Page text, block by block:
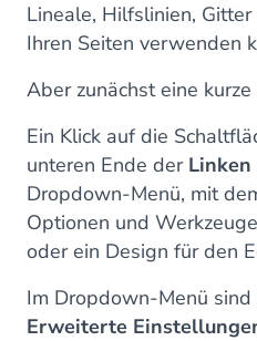
Lineale, Hilfslinien,
Ihren Seiten verwenden
Aber zunächst eine
Ein Klick auf die
unteren Ende der
Dropdown-Menü, mit
Optionen und
oder ein Design für den
Im Dropdown-Menü
Erweiterte